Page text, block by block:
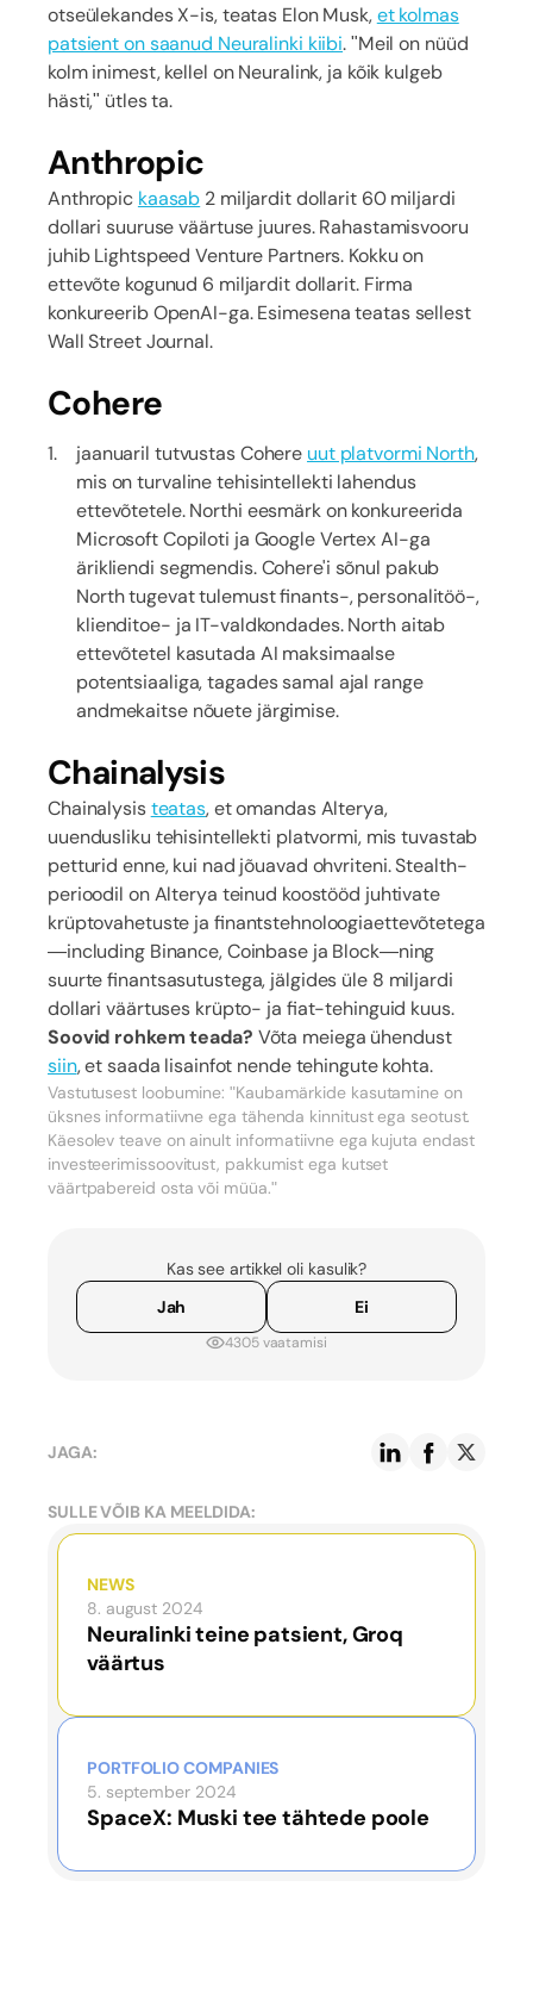
otseülekandes X-is, teatas Elon Musk,et kolmas
patsient on saanud Neuralinki kiibi. "Meil on nüüd
kolm inimest, kellel on Neuralink, ja kõik kulgeb
hästi," ütles ta.
Anthropic
Anthropic kaasab 2 miljardit dollarit 60 miljardi
dollari suuruse väärtuse juures. Rahastamisvooru
juhib Lightspeed Venture Partners. Kokku on
ettevõte kogunud 6 miljardit dollarit. Firma
konkureerib OpenAI-ga. Esimesena teatas sellest
Wall Street Journal.
Cohere
jaanuaril tutvustas Cohere uut platvormi North,
mis on turvaline tehisintellekti lahendus
ettevõtetele. Northi eesmärk on konkureerida
Microsoft Copiloti ja Google Vertex AI-ga
ärikliendi segmendis. Cohere'i sõnul pakub
North tugevat tulemust finants-, personalitöö-,
klienditoe- ja IT-valdkondades. North aitab
ettevõtetel kasutada AI maksimaalse
potentsiaaliga, tagades samal ajal range
andmekaitse nõuete järgimise.
Chainalysis
Chainalysisteatas, et omandas Alterya,
uuendusliku tehisintellekti platvormi, mis tuvastab
petturid enne, kui nad jõuavad ohvriteni. Stealth-
perioodil on Alterya teinud koostööd juhtivate
krüptovahetuste ja finantstehnoloogiaettevõtetega
—including Binance, Coinbase ja Block—ning
suurte finantsasutustega, jälgides üle 8 miljardi
dollari väärtuses krüpto- ja fiat-tehinguid kuus.
Soovid rohkem teada? Võta meiega ühendust
siin, et saada lisainfot nende tehingute kohta.
Vastutusest loobumine: "Kaubamärkide kasutamine on
üksnes informatiivne ega tähenda kinnitust ega seotust.
Käesolev teave on ainult informatiivne ega kujuta endast
investeerimissoovitust, pakkumist ega kutset
väärtpabereid osta või müüa."
Kas see artikkel oli kasulik?
Jah
Ei
4305 vaatamisi
JAGA:
SULLE VÕIB KA MEELDIDA:
NEWS
8. august 2024
Neuralinki teine patsient, Groq
väärtus
PORTFOLIO COMPANIES
5. september 2024
SpaceX: Muski tee tähtede poole